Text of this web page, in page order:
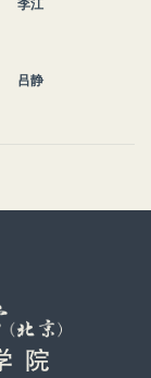
李江
吕静